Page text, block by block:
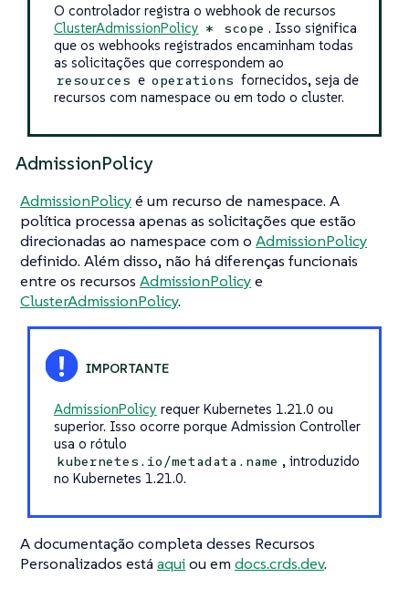
O controlador registra o webhook de recursos
ClusterAdmissionPolicy * scope . Isso significa
que os webhooks registrados encaminham todas
as solicitações que correspondem ao
resources e operations fornecidos, seja de
recursos com namespace ou em todo o cluster.
AdmissionPolicy
AdmissionPolicyé um recurso de namespace. A
política processa apenas as solicitações que estão
direcionadas ao namespace com o AdmissionPolicy
definido. Além disso, não há diferenças funcionais
entre os recursos AdmissionPolicye
ClusterAdmissionPolicy.
AdmissionPolicy requer Kubernetes 1.21.0 ou
superior. Isso ocorre porque Admission Controller
usa o rótulo
kubernetes.io/metadata.name , introduzido
no Kubernetes 1.21.0.
A documentação completa desses Recursos
Personalizados está aquiou em docs.crds.dev.